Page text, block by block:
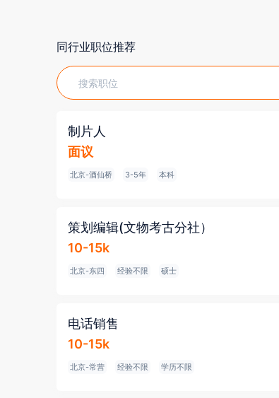
同行业职位推荐
制片人
面议
北京-酒仙桥 3-5年 本科
策划编辑(文物考古分社）
10-15k
北京-东四 经验不限 硕士
电话销售
10-15k
北京-常营 经验不限 学历不限